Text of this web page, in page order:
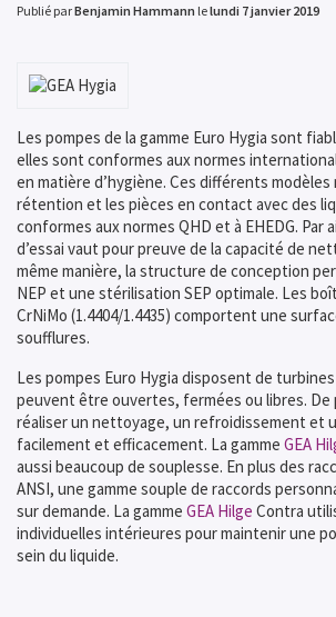
Publié parBenjamin Hammann lelundi 7 janvier 2019
Les pompes de la gamme Euro Hygia sont
elles sont conformes aux normes
en matière d’hygiène. Ces différents modèles
rétention et les pièces en contact avec des
conformes aux normes QHD et à EHEDG. Par
d’essai vaut pour preuve de la capacité de
même manière, la structure de conception
NEP et une stérilisation SEP optimale. Les
CrNiMo (1.4404/1.4435) comportent une
soufflures.
Les pompes Euro Hygia disposent de
peuvent être ouvertes, fermées ou libres. De
réaliser un nettoyage, un refroidissement et
facilement et efficacement. La gamme GEA
aussi beaucoup de souplesse. En plus des
ANSI, une gamme souple de raccords
sur demande. La gamme GEA Hilge Contra
individuelles intérieures pour maintenir une
sein du liquide.